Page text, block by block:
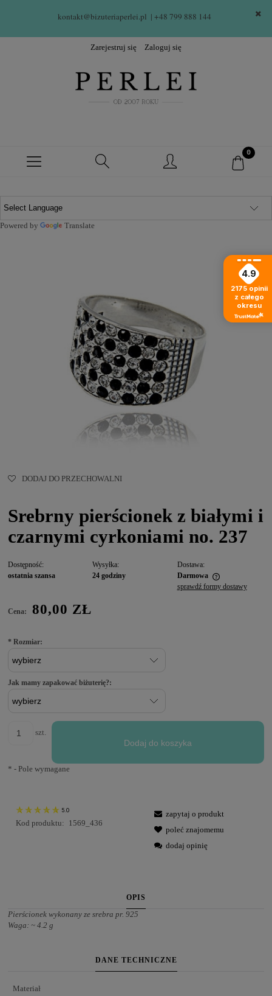
kontakt@bizuteriaperlei.pl | +48 799 888 144
Zarejestruj się Zaloguj się
Powered by Translate
DODAJ DO PRZECHOWALNI
Srebrny pierścionek z białymi i
czarnymi cyrkoniami no. 237
Dostępność:
ostatnia szansa
Wysyłka:
24 godziny
Dostawa:
Darmowa
sprawdź formy dostawy
Cena: 80,00 ZŁ
* Rozmiar:
Jak mamy zapakować biżuterię?:
szt.
Dodaj do koszyka
* - Pole wymagane
5.0
Kod produktu: 1569_436
zapytaj o produkt
poleć znajomemu
dodaj opinię
OPIS
Pierścionek wykonany ze srebra pr. 925
Waga: ~ 4.2 g
DANE TECHNICZNE
Materiał
4.9
2175 opinii
z całego
okresu